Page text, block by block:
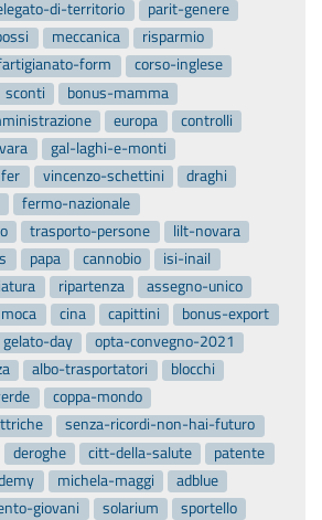
di-territorio
parit-genere
meccanica
risparmio
form
corso-inglese
sconti
bonus-mamma
europa
controlli
gal-laghi-e-monti
fer vincenzo-schettini
draghi
fermo-nazionale
trasporto-persone
lilt-novara
papa cannobio
isi-inail
ripartenza
assegno-unico
moca cina capittini
bonus-export
gelato-day
opta-convegno-2021
albo-trasportatori
blocchi
coppa-mondo
senza-ricordi-non-hai-futuro
deroghe citt-della-salute
patente
michela-maggi
adblue
giovani solarium
sportello